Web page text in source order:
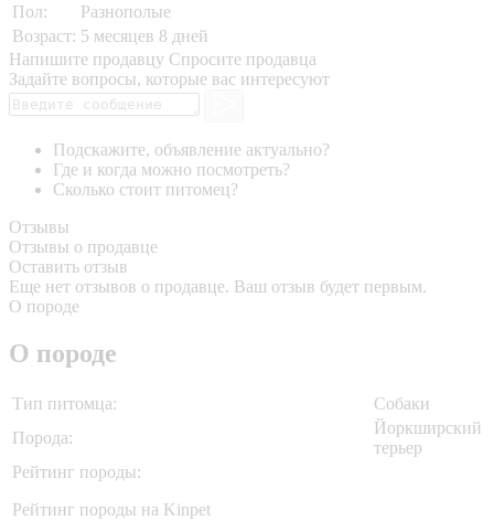
Пол:
Разнополые
Возраст: 5 месяцев 8 дней
Напишите продавцу Спросите продавца
Задайте вопросы, которые вас интересуют
Подскажите, объявление актуально?
Где и когда можно посмотреть?
Сколько стоит питомец?
Отзывы
Отзывы о продавце
Оставить отзыв
Еще нет отзывов о продавце. Ваш отзыв будет первым.
О породе
О породе
Тип питомца:
Собаки
Порода:
Йоркширский
терьер
Рейтинг породы:
Рейтинг породы на Kinpet